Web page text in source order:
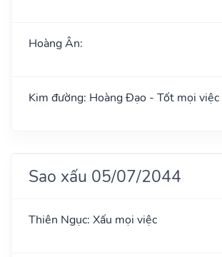
Hoàng Ân:
Kim đường: Hoàng Đạo - Tốt mọi việc
Sao xấu 05/07/2044
Thiên Ngục: Xấu mọi việc